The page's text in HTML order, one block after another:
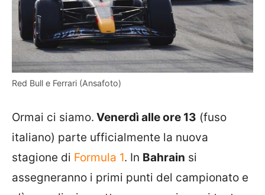
Red Bull e Ferrari (Ansafoto)
Ormai ci siamo. Venerdì alle ore 13 (fuso
italiano) parte ufficialmente la nuova
stagione di Formula 1. In Bahrain si
assegneranno i primi punti del campionato e